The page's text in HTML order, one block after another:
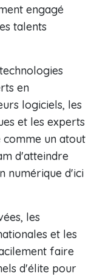
engagé
talents
en
logiciels, les
et les experts
comme un atout
d'atteindre
numérique d'ici
les
et les
faire
d'élite pour